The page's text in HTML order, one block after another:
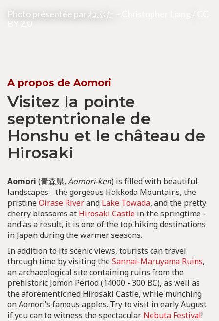
Photo présentée par ねぶた –
BY 2.0
A propos de Aomori
Visitez la pointe
septentrionale de
Honshu et le château de
Hirosaki
Aomori (青森県, Aomori-ken) is filled with beautiful
landscapes - the gorgeous Hakkoda Mountains, the
pristineOirase Riverand Lake Towada, and the pretty
cherry blossoms at Hirosaki Castle in the springtime -
and as a result, it is one of the top hiking destinations
in Japan during the warmer seasons.
In addition to its scenic views, tourists can travel
through time by visiting theSannai-Maruyama Ruins,
an archaeological site containing ruins from the
prehistoric Jomon Period (14000 - 300 BC), as well as
the aforementioned Hirosaki Castle, while munching
on Aomori’s famous apples. Try to visit in early August
if you can to witness the spectacular Nebuta Festival!